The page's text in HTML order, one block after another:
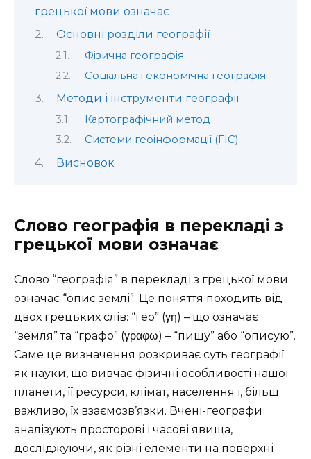
грецької мови означає
Основні розділи географії
Фізична географія
Соціальна і економічна географія
Методи і інструменти географії
Картографічний метод
Системи геоінформації (ГІС)
Висновок
Слово географія в перекладі з
грецької мови означає
Слово “географія” в перекладі з грецької мови
означає “опис землі”. Це поняття походить від
двох грецьких слів: “гео” (γη) – що означає
“земля” та “графо” (γραφω) – “пишу” або “описую”.
Саме це визначення розкриває суть географії
як науки, що вивчає фізичні особливості нашої
планети, її ресурси, клімат, населення і, більш
важливо, їх взаємозв’язки. Вчені-географи
аналізують просторові і часові явища,
досліджуючи, як різні елементи на поверхні